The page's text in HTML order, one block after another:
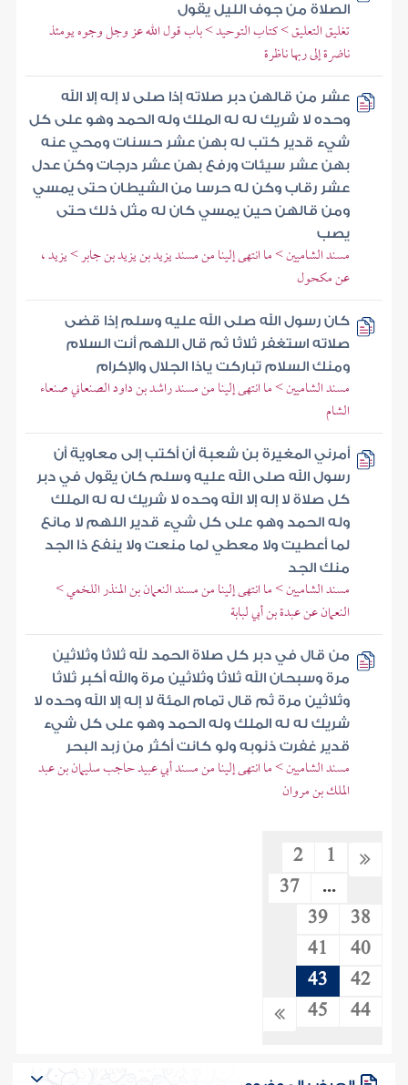
الصلاة من جوف الليل يقول
تغليق التعليق > كتاب التوحيد > باب قول الله عز وجل وجوه يومئذ
ناضرة إلى ربها ناظرة
عشر من قالهن دبر صلاته إذا صلى لا إله إلا الله
وحده لا شريك له له الملك وله الحمد وهو على كل
شيء قدير كتب له بهن عشر حسنات ومحي عنه
بهن عشر سيئات ورفع بهن عشر درجات وكن عدل
عشر رقاب وكن له حرسا من الشيطان حتى يمسي
ومن قالهن حين يمسي كان له مثل ذلك حتى
يصب
مسند الشاميين > ما انتهى إلينا من مسند يزيد بن يزيد بن جابر > يزيد ،
عن مكحول
كان رسول الله صلى الله عليه وسلم إذا قضى
صلاته استغفر ثلاثا ثم قال اللهم أنت السلام
ومنك السلام تباركت ياذا الجلال والإكرام
مسند الشاميين > ما انتهى إلينا من مسند راشد بن داود الصنعاني صنعاء
الشام
أمرني المغيرة بن شعبة أن أكتب إلى معاوية أن
رسول الله صلى الله عليه وسلم كان يقول في دبر
كل صلاة لا إله إلا الله وحده لا شريك له له الملك
وله الحمد وهو على كل شيء قدير اللهم لا مانع
لما أعطيت ولا معطي لما منعت ولا ينفع ذا الجد
منك الجد
مسند الشاميين > ما انتهى إلينا من مسند النعمان بن المنذر اللخمي >
النعمان عن عبدة بن أبي لبابة
من قال في دبر كل صلاة الحمد لله ثلاثا وثلاثين
مرة وسبحان الله ثلاثا وثلاثين مرة والله أكبر ثلاثا
وثلاثين مرة ثم قال تمام المئة لا إله إلا الله وحده لا
شريك له له الملك وله الحمد وهو على كل شيء
قدير غفرت ذنوبه ولو كانت أكثر من زبد البحر
مسند الشاميين > ما انتهى إلينا من مسند أبي عبيد حاجب سليمان بن عبد
الملك بن مروان
1
2
...
37
38
39
40
41
42
43
44
45